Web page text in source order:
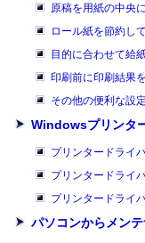
原稿を用紙の中央
ロール紙を節約し
目的に合わせて給
印刷前に印刷結果
その他の便利な設定
Windowsプリンタ
プリンタードライ
プリンタードライ
プリンタードライ
パソコンからメン